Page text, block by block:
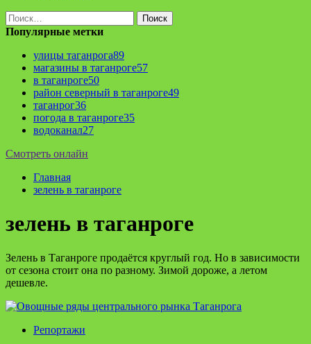
Найти:
Популярные метки
улицы таганрога89
магазины в таганроге57
в таганроге50
район северный в таганроге49
таганрог36
погода в таганроге35
водоканал27
Смотреть онлайн
Главная
зелень в таганроге
зелень в таганроге
Зелень в Таганроге продаётся круглый год. Но в зависимости
от сезона стоит она по разному. Зимой дороже, а летом
дешевле.
Репортажи